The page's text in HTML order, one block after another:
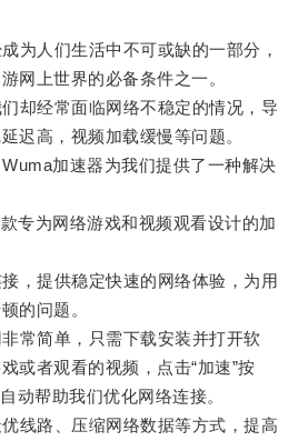
人们生活中不可或缺的一部分，
网上世界的必备条件之一。
经常面临网络不稳定的情况，导
迟高，视频加载缓慢等问题。
加速器为我们提供了一种解决
为网络游戏和视频观看设计的加
提供稳定快速的网络体验，为用
的问题。
简单，只需下载安装并打开软
或者观看的视频，点击“加速”按
动帮助我们优化网络连接。
路、压缩网络数据等方式，提高